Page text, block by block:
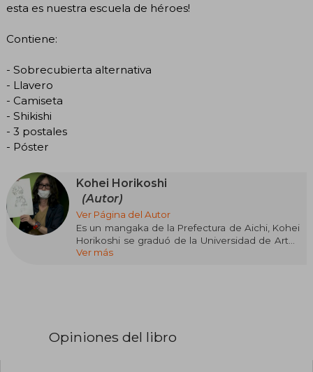
esta es nuestra escuela de héroes!
Contiene:
- Sobrecubierta alternativa
- Llavero
- Camiseta
- Shikishi
- 3 postales
- Póster
Kohei Horikoshi
(Autor)
Ver Página del Autor
Es un mangaka de la Prefectura de Aichi, Kohei
Horikoshi se graduó de la Universidad de Artes
de Nagoya. Fue asistente de Yasuki Tanaka,
la conclusión de la primera obra, Horikoshi se
Ver más
Opiniones del libro